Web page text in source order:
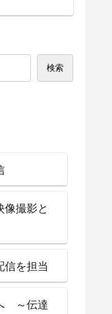
。
検索
撮影と
信を担当
～伝達